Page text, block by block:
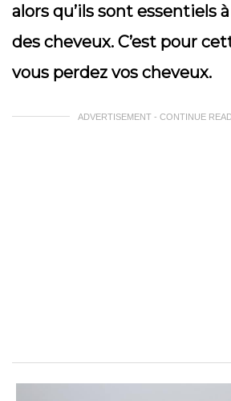
alors qu’ils sont essentiels
des cheveux. C’est pour
vous perdez vos cheveux.
ADVERTISEMENT - CONTINUE